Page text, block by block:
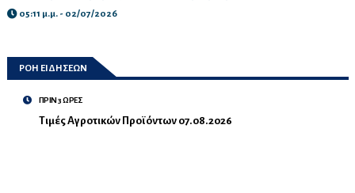
05:11 μ.μ. - 02/07/2026
ΡΟΗ ΕΙΔΗΣΕΩΝ
ΠΡΙΝ 3 ΩΡΕΣ
Τιμές Αγροτικών Προϊόντων 07.08.2026